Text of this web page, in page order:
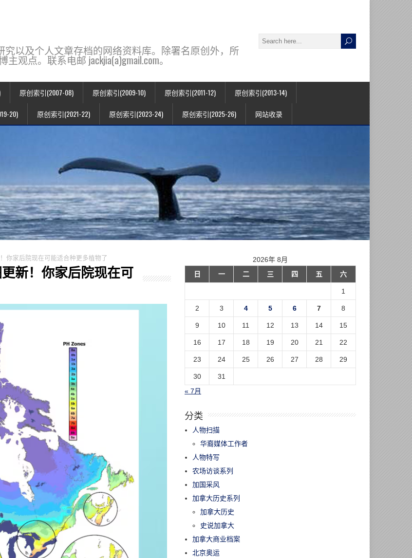
研究以及个人文章存档的网络资料库。除署名原创外，所
观点。联系电邮 jackjia(a)gmail.com。
原创索引(2007-08) 原创索引(2009-10) 原创索引(2011-12) 原创索引(2013-14)
20) 原创索引(2021-22) 原创索引(2023-24) 原创索引(2025-26) 网站收录
你家后院现在可能适合种更多植物了
新！你家后院现在可
2026年 8月
日
一 二 三 四 五 六
1
2 3 4 5 6 7 8
9 10 11 12 13 14 15
16 17 18 19 20 21 22
23 24 25 26 27 28 29
30
31
« 7月
分类
人物扫描
华裔媒体工作者
人物特写
农场访谈系列
加国采风
加拿大历史系列
加拿大历史
史说加拿大
加拿大商业档案
北京奥运